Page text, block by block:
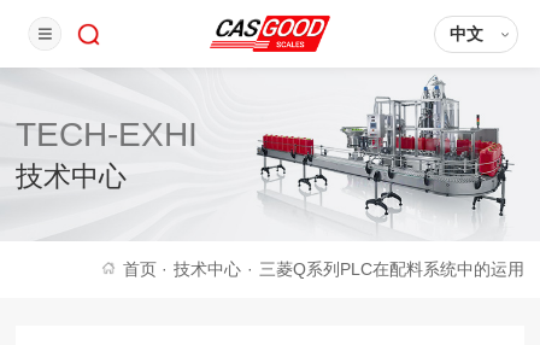
中文
TECH-EXHI
技术中心
首页 · 技术中心 · 三菱Q系列PLC在配料系统中的运用